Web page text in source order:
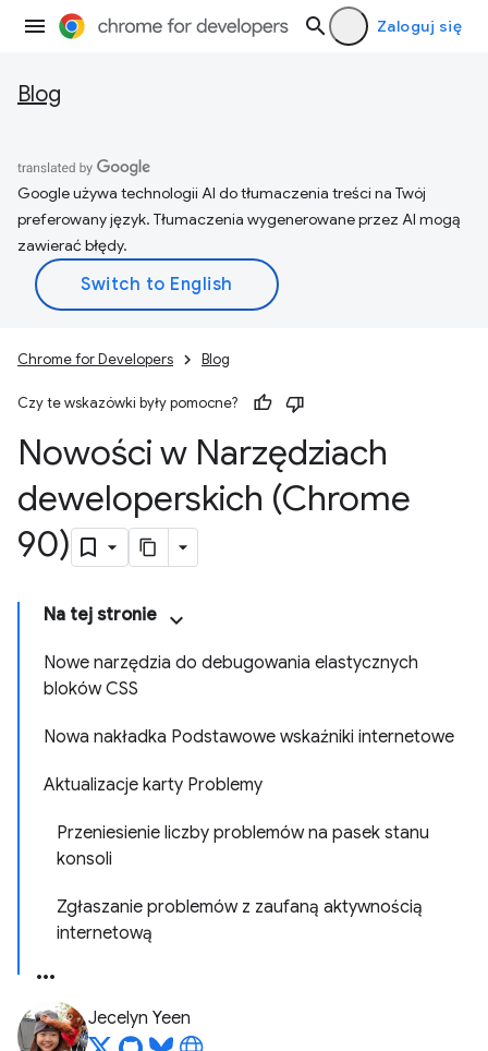
Zaloguj się
Blog
Google używa technologii AI do tłumaczenia treści na Twój
preferowany język. Tłumaczenia wygenerowane przez AI mogą
zawierać błędy.
Chrome for Developers Blog
Czy te wskazówki były pomocne?
Nowości w Narzędziach
deweloperskich (Chrome
90)
Na tej stronie
Nowe narzędzia do debugowania elastycznych
bloków CSS
Nowa nakładka Podstawowe wskaźniki internetowe
Aktualizacje karty Problemy
Przeniesienie liczby problemów na pasek stanu
konsoli
Zgłaszanie problemów z zaufaną aktywnością
internetową
Jecelyn Yeen